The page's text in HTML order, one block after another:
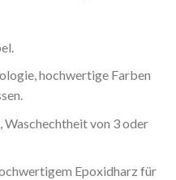
hochwertige Farben
von 3 oder
Epoxidharz für